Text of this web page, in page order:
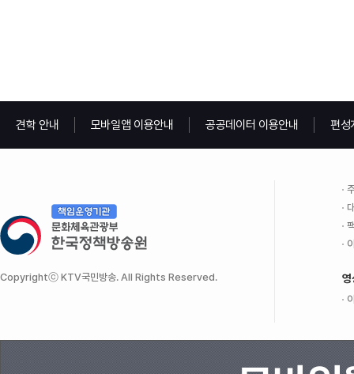
견학 안내 모바일앱 이용안내 공공데이터 이용안내 편성
Copyrightⓒ KTV국민방송. All Rights Reserved. 영